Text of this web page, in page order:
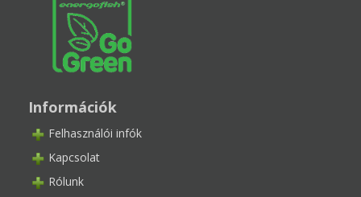
Információk
Felhasználói infók
Kapcsolat
Rólunk